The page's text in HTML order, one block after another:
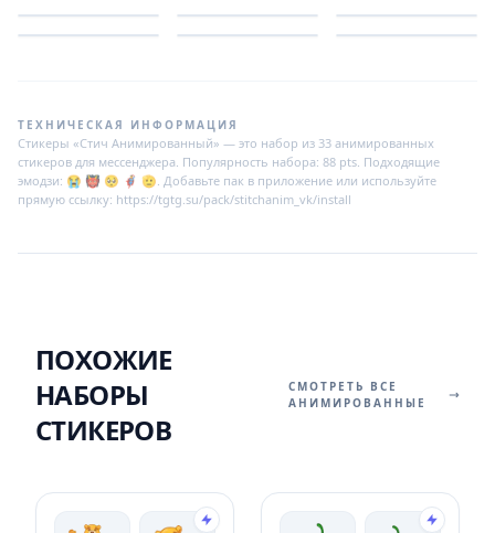
ТЕХНИЧЕСКАЯ ИНФОРМАЦИЯ
Стикеры «Стич Анимированный» — это набор из 33 анимированных
стикеров для мессенджера. Популярность набора: 88 pts. Подходящие
эмодзи: 😭 👹 🥺 🦸‍♂ 🫡. Добавьте пак в приложение или используйте
прямую ссылку: https://tgtg.su/pack/stitchanim_vk/install
ПОХОЖИЕ
НАБОРЫ
СТИКЕРОВ
СМОТРЕТЬ ВСЕ
АНИМИРОВАННЫЕ